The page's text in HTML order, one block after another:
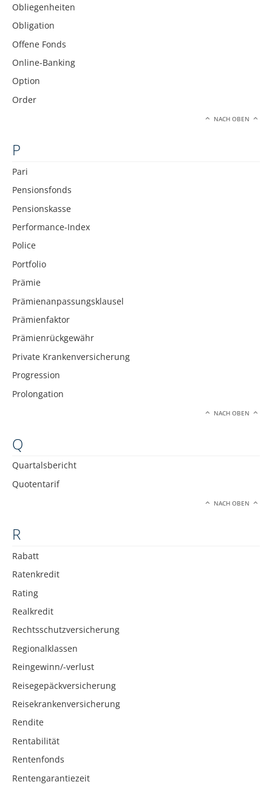
Obliegenheiten
Obligation
Offene Fonds
Online-Banking
Option
Order
NACH OBEN
P
Pari
Pensionsfonds
Pensionskasse
Performance-Index
Police
Portfolio
Prämie
Prämienanpassungsklausel
Prämienfaktor
Prämienrückgewähr
Private Krankenversicherung
Progression
Prolongation
NACH OBEN
Q
Quartalsbericht
Quotentarif
NACH OBEN
R
Rabatt
Ratenkredit
Rating
Realkredit
Rechtsschutzversicherung
Regionalklassen
Reingewinn/-verlust
Reisegepäckversicherung
Reisekrankenversicherung
Rendite
Rentabilität
Rentenfonds
Rentengarantiezeit